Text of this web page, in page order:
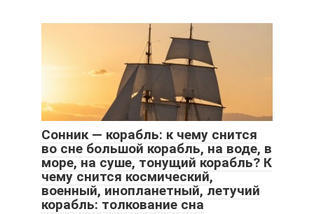
Сонник — корабль: к чему снится
во сне большой корабль, на воде, в
море, на суше, тонущий корабль? К
чему снится космический,
военный, инопланетный, летучий
корабль: толкование сна